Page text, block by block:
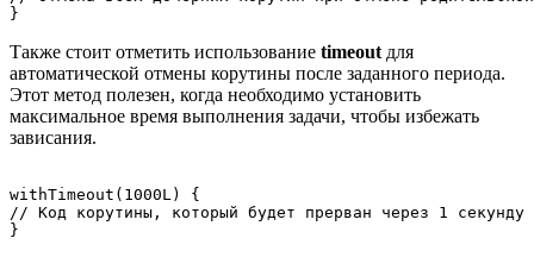
Также стоит отметить использование timeout для
автоматической отмены корутины после заданного периода.
Этот метод полезен, когда необходимо установить
максимальное время выполнения задачи, чтобы избежать
зависания.
withTimeout(1000L) {
// Код корутины, который будет прерван через 1 секунду